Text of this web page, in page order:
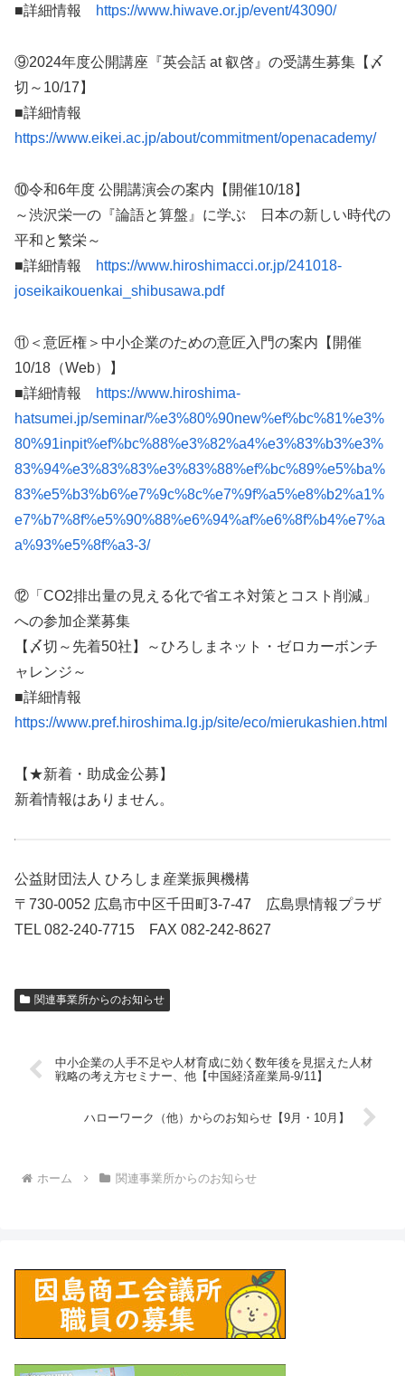
■詳細情報
https://www.hiwave.or.jp/event/43090/
⑨2024年度公開講座『英会話 at 叡啓』の受講生募集【〆
切～10/17】
■詳細情報
https://www.eikei.ac.jp/about/commitment/openacademy/
⑩令和6年度 公開講演会の案内【開催10/18】
～渋沢栄一の『論語と算盤』に学ぶ 日本の新しい時代の
平和と繁栄～
■詳細情報
https://www.hiroshimacci.or.jp/241018-
joseikaikouenkai_shibusawa.pdf
⑪＜意匠権＞中小企業のための意匠入門の案内【開催
10/18（Web）】
■詳細情報
https://www.hiroshima-
hatsumei.jp/seminar/%e3%80%90new%ef%bc%81%e3%
80%91inpit%ef%bc%88%e3%82%a4%e3%83%b3%e3%
83%94%e3%83%83%e3%83%88%ef%bc%89%e5%ba%
83%e5%b3%b6%e7%9c%8c%e7%9f%a5%e8%b2%a1%
e7%b7%8f%e5%90%88%e6%94%af%e6%8f%b4%e7%a
a%93%e5%8f%a3-3/
⑫「CO2排出量の見える化で省エネ対策とコスト削減」
への参加企業募集
【〆切～先着50社】～ひろしまネット・ゼロカーボンチ
ャレンジ～
■詳細情報
https://www.pref.hiroshima.lg.jp/site/eco/mierukashien.html
【★新着・助成金公募】
新着情報はありません。
公益財団法人 ひろしま産業振興機構
〒730-0052 広島市中区千田町3-7-47 広島県情報プラザ
TEL 082-240-7715 FAX 082-242-8627
関連事業所からのお知らせ
中小企業の人手不足や人材育成に効く数年後を見据えた人材
戦略の考え方セミナー、他【中国経済産業局-9/11】
ハローワーク（他）からのお知らせ【9月・10月】
ホーム 関連事業所からのお知らせ